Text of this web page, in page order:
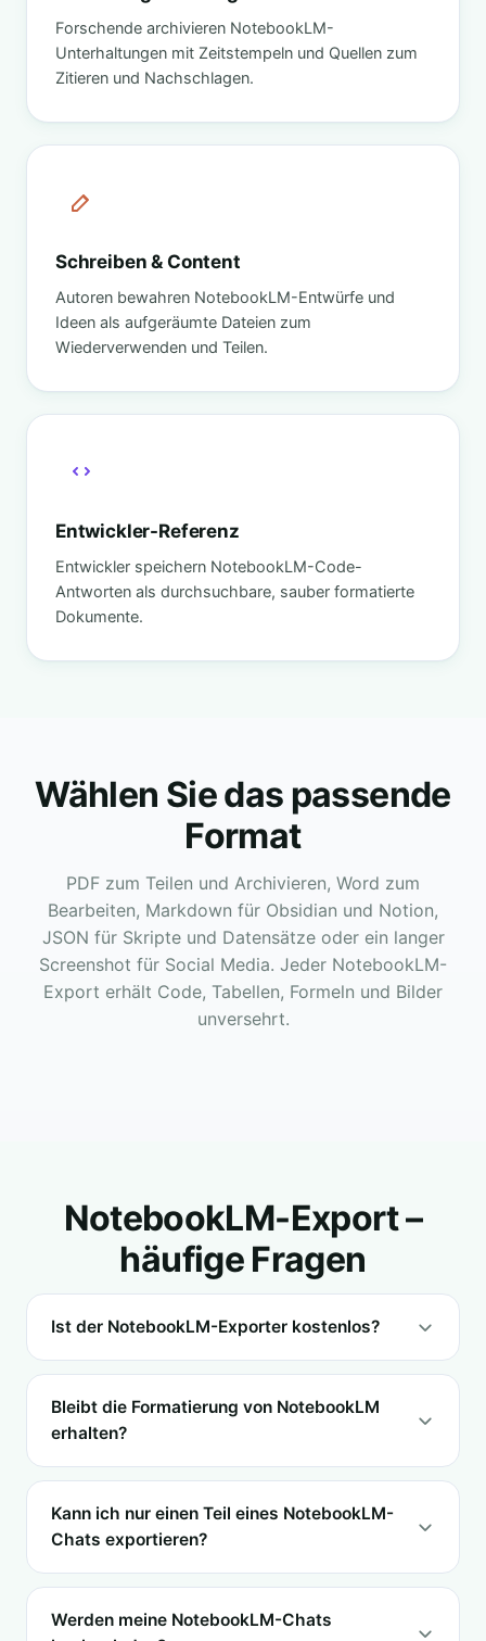
Forschende archivieren NotebookLM-
Unterhaltungen mit Zeitstempeln und Quellen zum
Zitieren und Nachschlagen.
Schreiben & Content
Autoren bewahren NotebookLM-Entwürfe und
Ideen als aufgeräumte Dateien zum
Wiederverwenden und Teilen.
Entwickler-Referenz
Entwickler speichern NotebookLM-Code-
Antworten als durchsuchbare, sauber formatierte
Dokumente.
Wählen Sie das passende
Format
PDF zum Teilen und Archivieren, Word zum
Bearbeiten, Markdown für Obsidian und Notion,
JSON für Skripte und Datensätze oder ein langer
Screenshot für Social Media. Jeder NotebookLM-
Export erhält Code, Tabellen, Formeln und Bilder
unversehrt.
NotebookLM-Export –
häufige Fragen
Ist der NotebookLM-Exporter kostenlos?
Bleibt die Formatierung von NotebookLM
erhalten?
Kann ich nur einen Teil eines NotebookLM-
Chats exportieren?
Werden meine NotebookLM-Chats